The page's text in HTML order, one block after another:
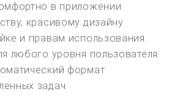
в приложении
красивому дизайну
и правам использования.
любого уровня пользователя
формат
задач.